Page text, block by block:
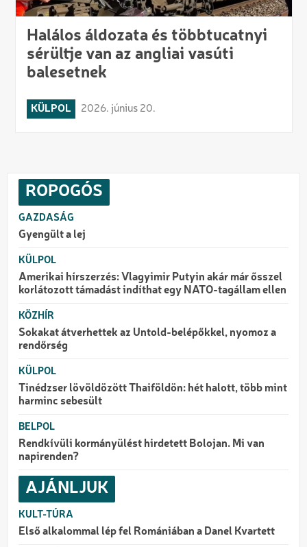
Halálos áldozata és többtucatnyi
sérültje van az angliai vasúti
balesetnek
KÜLPOL 2026. június 20.
ROPOGÓS
GAZDASÁG
Gyengült a lej
KÜLPOL
Amerikai hírszerzés: Vlagyimir Putyin akár már ősszel
korlátozott támadást indíthat egy NATO-tagállam ellen
KÖZHÍR
Sokakat átverhettek az Untold-belépőkkel, nyomoz a
rendőrség
KÜLPOL
Tinédzser lövöldözött Thaiföldön: hét halott, több mint
harminc sebesült
BELPOL
Rendkívüli kormányülést hirdetett Bolojan. Mi van
napirenden?
AJÁNLJUK
KULT-TÚRA
Első alkalommal lép fel Romániában a Danel Kvartett